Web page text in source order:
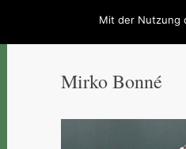
Mirko Bonné
Mit der Nutzung